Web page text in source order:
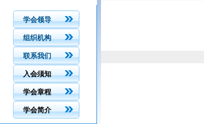
学会领导
组织机构
联系我们
入会须知
学会章程
学会简介
关于推选2017年中国科学院
和中国工程院院士候选…